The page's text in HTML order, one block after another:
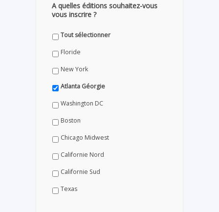
A quelles éditions souhaitez-vous
vous inscrire ?
Tout sélectionner
Floride
New York
Atlanta Géorgie
Washington DC
Boston
Chicago Midwest
Californie Nord
Californie Sud
Texas